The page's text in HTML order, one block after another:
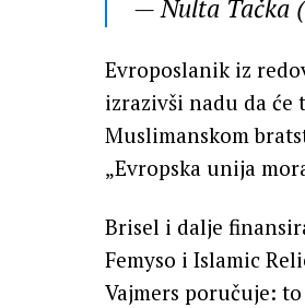
— Nulta Tačka
Evroposlanik iz
izrazivši nadu da
Muslimanskom
„Evropska unija
Brisel i dalje
Femyso i Islamic
Vajmers poručuje: